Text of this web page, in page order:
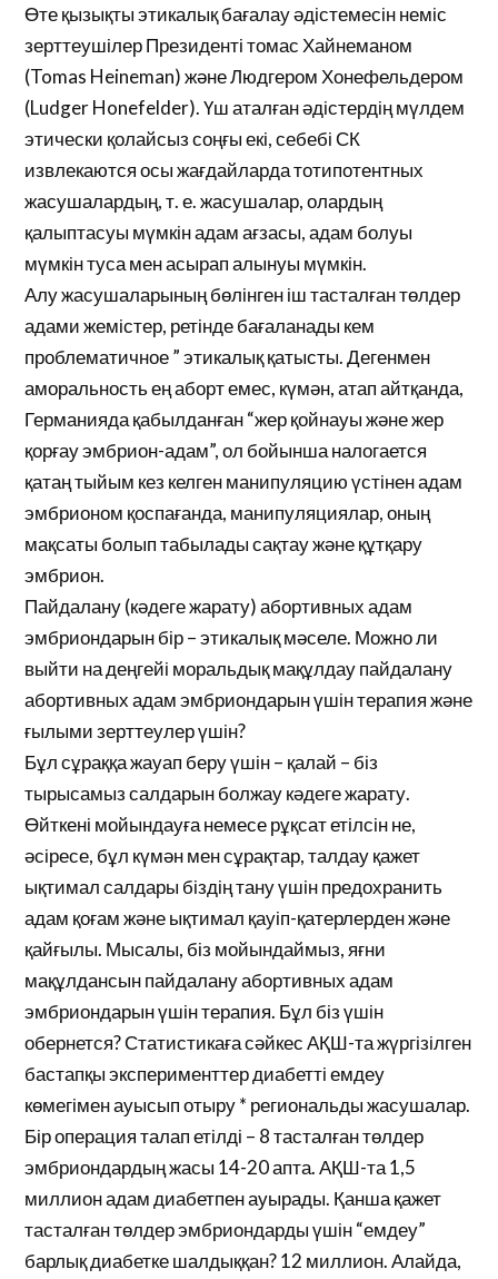
Өте қызықты этикалық бағалау әдістемесін неміс
зерттеушілер Президенті томас Хайнеманом
(Tomas Heineman) және Людгером Хонефельдером
(Ludger Honefelder). Үш аталған әдістердің мүлдем
этически қолайсыз соңғы екі, себебі СК
извлекаются осы жағдайларда тотипотентных
жасушалардың, т. е. жасушалар, олардың
қалыптасуы мүмкін адам ағзасы, адам болуы
мүмкін туса мен асырап алынуы мүмкін.
Алу жасушаларының бөлінген іш тасталған төлдер
адами жемістер, ретінде бағаланады кем
проблематичное ” этикалық қатысты. Дегенмен
аморальность ең аборт емес, күмән, атап айтқанда,
Германияда қабылданған “жер қойнауы және жер
қорғау эмбрион-адам”, ол бойынша налогается
қатаң тыйым кез келген манипуляцию үстінен адам
эмбрионом қоспағанда, манипуляциялар, оның
мақсаты болып табылады сақтау және құтқару
эмбрион.
Пайдалану (кәдеге жарату) абортивных адам
эмбриондарын бір – этикалық мәселе. Можно ли
выйти на деңгейі моральдық мақұлдау пайдалану
абортивных адам эмбриондарын үшін терапия және
ғылыми зерттеулер үшін?
Бұл сұраққа жауап беру үшін – қалай – біз
тырысамыз салдарын болжау кәдеге жарату.
Өйткені мойындауға немесе рұқсат етілсін не,
әсіресе, бұл күмән мен сұрақтар, талдау қажет
ықтимал салдары біздің тану үшін предохранить
адам қоғам және ықтимал қауіп-қатерлерден және
қайғылы. Мысалы, біз мойындаймыз, яғни
мақұлдансын пайдалану абортивных адам
эмбриондарын үшін терапия. Бұл біз үшін
обернется? Статистикаға сәйкес АҚШ-та жүргізілген
бастапқы эксперименттер диабетті емдеу
көмегімен ауысып отыру * региональды жасушалар.
Бір операция талап етілді – 8 тасталған төлдер
эмбриондардың жасы 14-20 апта. АҚШ-та 1,5
миллион адам диабетпен ауырады. Қанша қажет
тасталған төлдер эмбриондарды үшін “емдеу”
барлық диабетке шалдыққан? 12 миллион. Алайда,